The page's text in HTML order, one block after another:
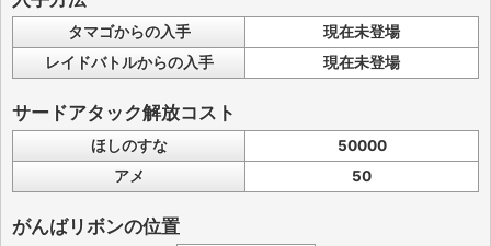
タマゴからの入手
現在未登場
レイドバトルからの入手
現在未登場
サードアタック解放コスト
ほしのすな
50000
アメ
50
がんばリボンの位置